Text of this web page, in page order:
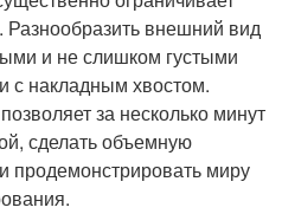
внешний вид
и не слишком густыми
с накладным хвостом.
за несколько минут
сделать объемную
продемонстрировать миру